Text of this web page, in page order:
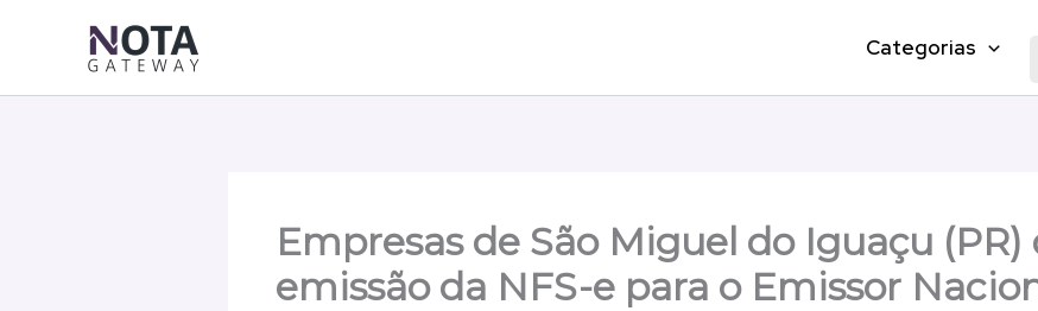
Categorias
Empresas de São Miguel do Iguaçu
emissão da NFS-e para o Emissor